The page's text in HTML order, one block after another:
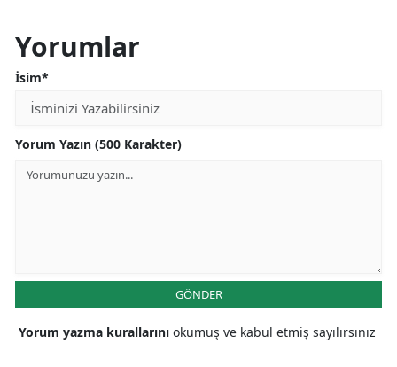
Yorumlar
İsim*
Yorum Yazın (500 Karakter)
GÖNDER
Yorum yazma kurallarını okumuş ve kabul etmiş sayılırsınız